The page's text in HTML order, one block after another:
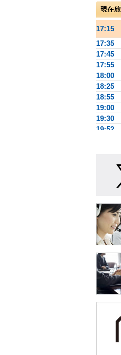
17:15
17:35
17:45
17:55
18:00
18:25
18:55
19:00
19:30
19:52
21:30
22:00
22:45
23:00
23:30
24:00
26:00